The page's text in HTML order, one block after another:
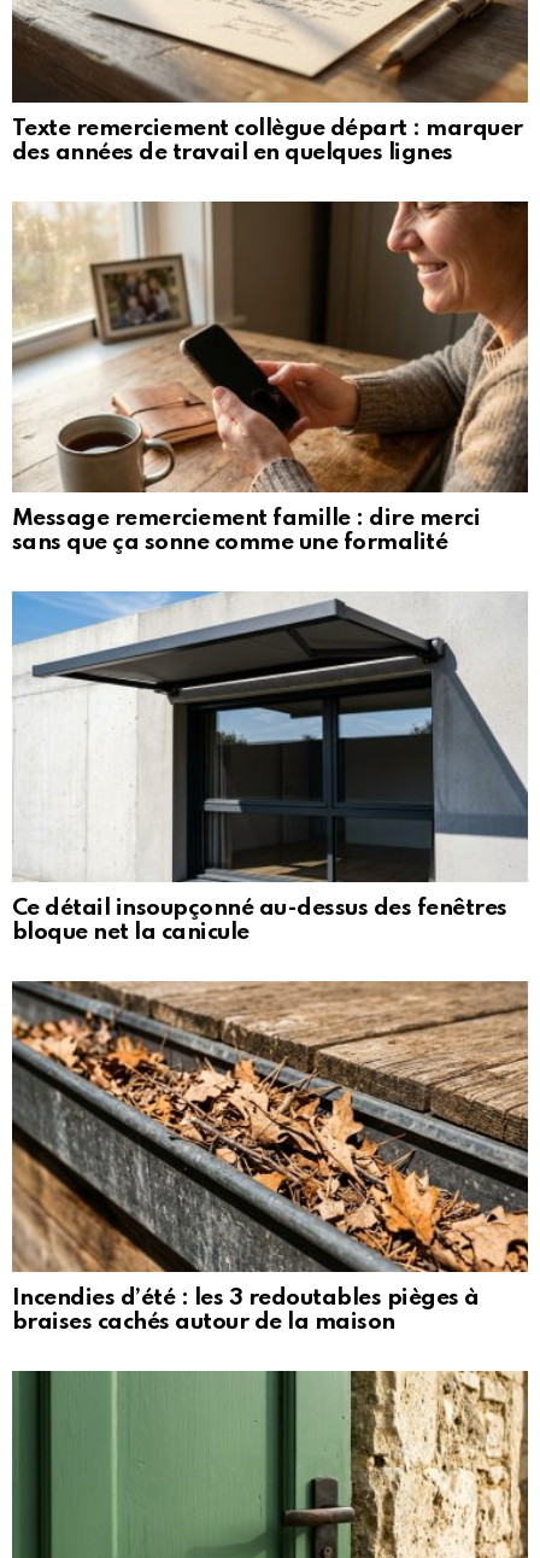
Texte remerciement collègue départ : marquer
des années de travail en quelques lignes
Message remerciement famille : dire merci
sans que ça sonne comme une formalité
Ce détail insoupçonné au-dessus des fenêtres
bloque net la canicule
Incendies d’été : les 3 redoutables pièges à
braises cachés autour de la maison